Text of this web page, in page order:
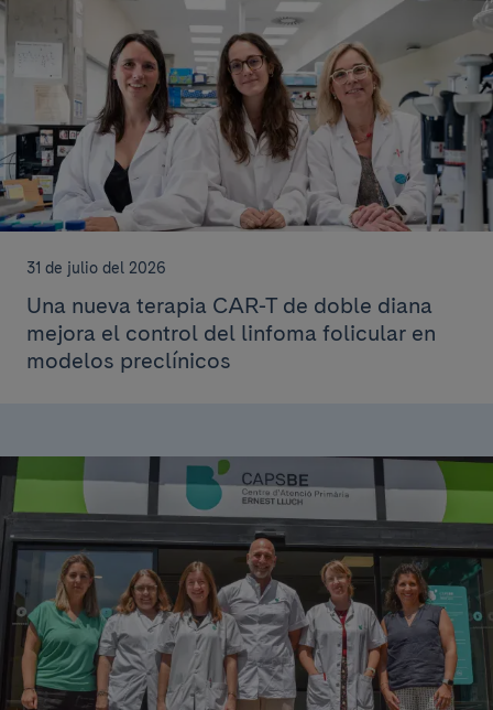
31 de julio del 2026
Una nueva terapia CAR-T de doble diana
mejora el control del linfoma folicular en
modelos preclínicos